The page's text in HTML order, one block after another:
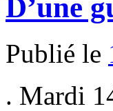
D’une
Publié le
. Mardi